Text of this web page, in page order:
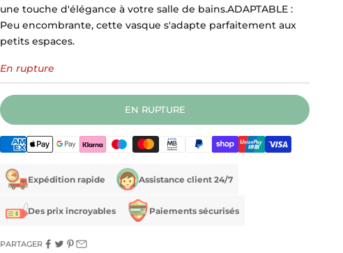
une touche d'élégance à votre salle de bains.ADAPTABLE :
Peu encombrante, cette vasque s'adapte parfaitement aux
petits espaces.
En rupture
EN RUPTURE
Expédition rapide Assistance client 24/7
Des prix incroyables Paiements sécurisés
PARTAGER